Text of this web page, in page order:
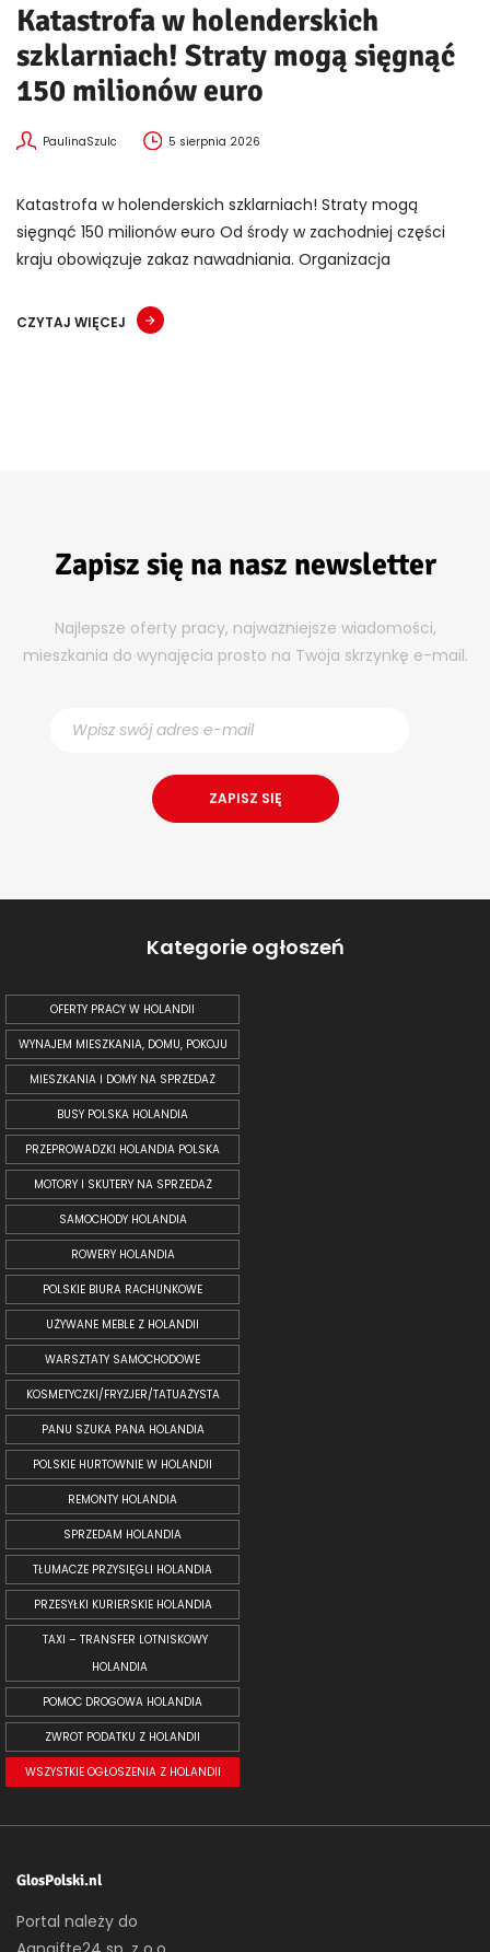
Katastrofa w holenderskich
szklarniach! Straty mogą sięgnąć
150 milionów euro
PaulinaSzulc 5 sierpnia 2026
Katastrofa w holenderskich szklarniach! Straty mogą
sięgnąć 150 milionów euro Od środy w zachodniej części
kraju obowiązuje zakaz nawadniania. Organizacja
CZYTAJ WIĘCEJ
Zapisz się na nasz newsletter
Najlepsze oferty pracy, najważniejsze wiadomości,
mieszkania do wynajęcia prosto na Twoja skrzynkę e-mail.
Kategorie ogłoszeń
OFERTY PRACY W HOLANDII
WYNAJEM MIESZKANIA, DOMU, POKOJU
MIESZKANIA I DOMY NA SPRZEDAŻ
BUSY POLSKA HOLANDIA
PRZEPROWADZKI HOLANDIA POLSKA
MOTORY I SKUTERY NA SPRZEDAŻ
SAMOCHODY HOLANDIA
ROWERY HOLANDIA
POLSKIE BIURA RACHUNKOWE
UŻYWANE MEBLE Z HOLANDII
WARSZTATY SAMOCHODOWE
KOSMETYCZKI/FRYZJER/TATUAŻYSTA
PANU SZUKA PANA HOLANDIA
POLSKIE HURTOWNIE W HOLANDII
REMONTY HOLANDIA
SPRZEDAM HOLANDIA
TŁUMACZE PRZYSIĘGLI HOLANDIA
PRZESYŁKI KURIERSKIE HOLANDIA
TAXI – TRANSFER LOTNISKOWY
HOLANDIA
POMOC DROGOWA HOLANDIA
ZWROT PODATKU Z HOLANDII
WSZYSTKIE OGŁOSZENIA Z HOLANDII
GlosPolski.nl
Portal należy do